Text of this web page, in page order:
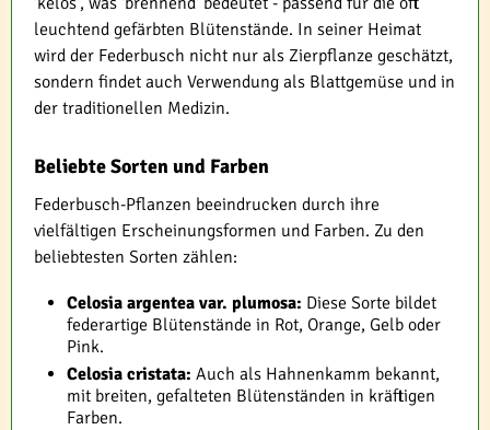
leuchtend gefärbten Blütenstände. In seiner Heimat
wird der Federbusch nicht nur als Zierpflanze geschätzt,
sondern findet auch Verwendung als Blattgemüse und in
der traditionellen Medizin.
Beliebte Sorten und Farben
Federbusch-Pflanzen beeindrucken durch ihre
vielfältigen Erscheinungsformen und Farben. Zu den
beliebtesten Sorten zählen:
Celosia argentea var. plumosa: Diese Sorte bildet
federartige Blütenstände in Rot, Orange, Gelb oder
Pink.
Celosia cristata: Auch als Hahnenkamm bekannt,
mit breiten, gefalteten Blütenständen in kräftigen
Farben.